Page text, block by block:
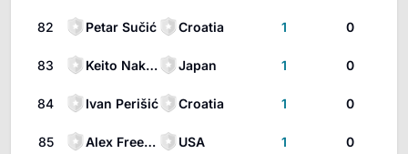
82 Petar Sučić Croatia 1 0
83 Keito Nakamura Japan 1 0
84 Ivan Perišić Croatia 1 0
85 Alex Freeman USA 1 0